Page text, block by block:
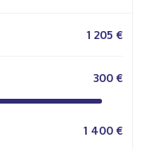
1 205 €
300 €
1 400 €